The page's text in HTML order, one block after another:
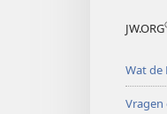
JW.ORG
Wat de
Vragen